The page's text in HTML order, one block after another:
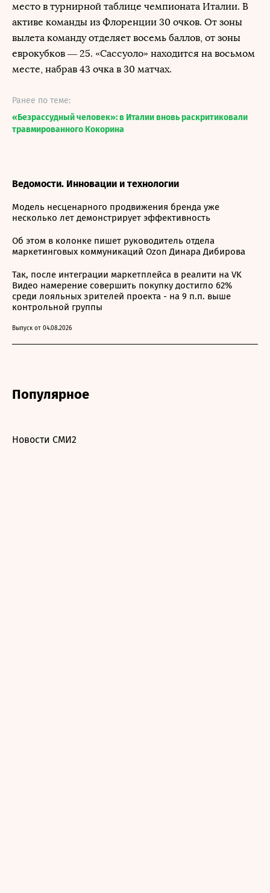
место в турнирной таблице чемпионата Италии. В
активе команды из Флоренции 30 очков. От зоны
вылета команду отделяет восемь баллов, от зоны
еврокубков — 25. «Сассуоло» находится на восьмом
месте, набрав 43 очка в 30 матчах.
Ранее по теме:
«Безрассудный человек»: в Италии вновь раскритиковали
травмированного Кокорина
Ведомости. Инновации и технологии
Модель несценарного продвижения бренда уже
несколько лет демонстрирует эффективность
Об этом в колонке пишет руководитель отдела
маркетинговых коммуникаций Ozon Динара Дибирова
Так, после интеграции маркетплейса в реалити на VK
Видео намерение совершить покупку достигло 62%
среди лояльных зрителей проекта - на 9 п.п. выше
контрольной группы
Выпуск от 04.08.2026
Популярное
Новости СМИ2